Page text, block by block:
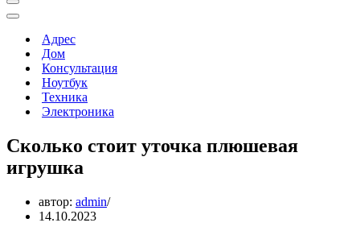
Меню
навигации
Меню
навигацииАдрес
Дом
Консультация
Ноутбук
Техника
Электроника
Сколько стоит уточка плюшевая
игрушка
автор: admin
14.10.2023